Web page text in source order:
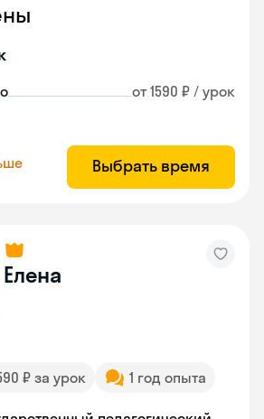
от 1590 ₽ / урок
Выбрать время
Елена
₽ за урок 1 год опыта